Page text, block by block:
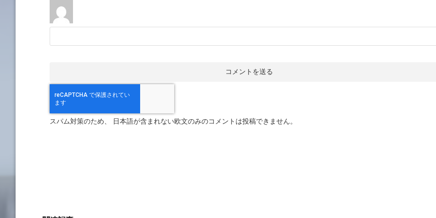
スパム対策のため、 日本語が含まれない欧文のみのコメントは投稿できません。